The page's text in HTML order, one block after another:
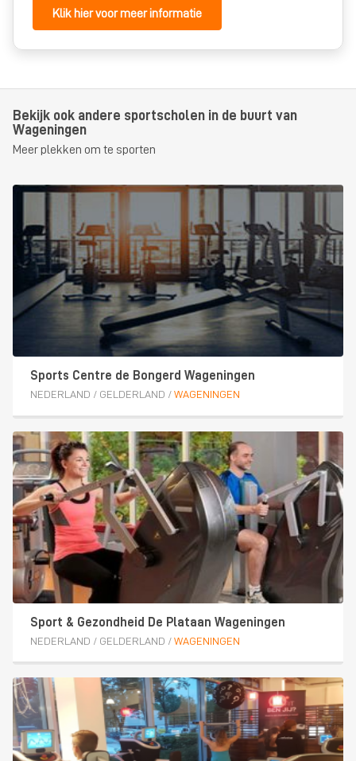
Klik hier voor meer informatie
Bekijk ook andere sportscholen in de buurt van
Wageningen
Meer plekken om te sporten
Sports Centre de Bongerd Wageningen
NEDERLAND / GELDERLAND / WAGENINGEN
Sport & Gezondheid De Plataan Wageningen
NEDERLAND / GELDERLAND / WAGENINGEN